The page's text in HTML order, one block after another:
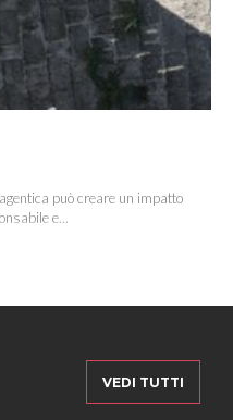
può creare un impatto
e...
VEDI TUTTI